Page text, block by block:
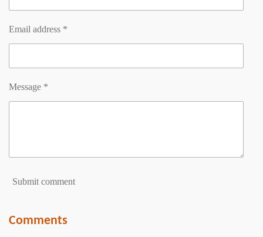
Email address *
Message *
Submit comment
Comments